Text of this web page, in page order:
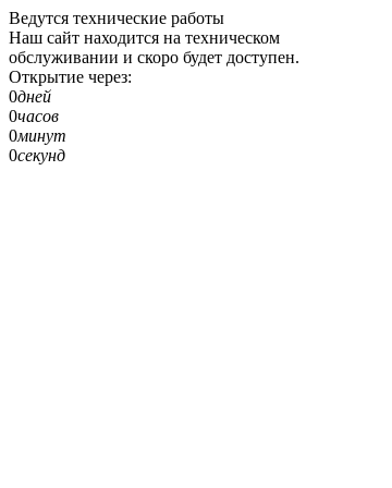
Ведутся технические работы
Наш сайт находится на техническом
обслуживании и скоро будет доступен.
Открытие через:
0дней
0часов
0минут
0секунд